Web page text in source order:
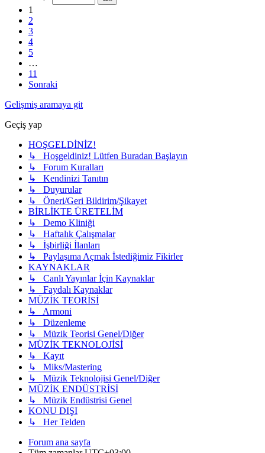
1
2
3
4
5
…
11
Sonraki
Gelişmiş aramaya git
Geçiş yap
HOŞGELDİNİZ!
↳ Hoşgeldiniz! Lütfen Buradan Başlayın
↳ Forum Kuralları
↳ Kendinizi Tanıtın
↳ Duyurular
↳ Öneri/Geri Bildirim/Şikayet
BİRLİKTE ÜRETELİM
↳ Demo Kliniği
↳ Haftalık Çalışmalar
↳ İşbirliği İlanları
↳ Paylaşıma Açmak İstediğimiz Fikirler
KAYNAKLAR
↳ Canlı Yayınlar İçin Kaynaklar
↳ Faydalı Kaynaklar
MÜZİK TEORİSİ
↳ Armoni
↳ Düzenleme
↳ Müzik Teorisi Genel/Diğer
MÜZİK TEKNOLOJİSİ
↳ Kayıt
↳ Miks/Mastering
↳ Müzik Teknolojisi Genel/Diğer
MÜZİK ENDÜSTRİSİ
↳ Müzik Endüstrisi Genel
KONU DIŞI
↳ Her Telden
Forum ana sayfa